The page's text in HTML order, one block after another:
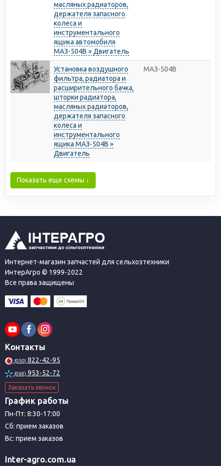
масляных радиаторов,
держателя запасного
колеса и
инструментального
ящика автомобиля
МАЗ-504В » Двигатель
Установка воздушного
фильтра, радиатора и
расширительного бачка,
шторки радиатора,
масляных радиаторов,
держателя запасного
колеса и
инструментального
ящика МАЗ-504В »
Двигатель
МАЗ-504В
Показать еще схемы ↓
Интернет-магазин запчастей для сельхозтехники
ИнтерАгро © 1999-2022
Все права защищены
Контакты
(050) 822-42-95
(068) 953-52-72
Заказать звонок
График работы
Пн-Пт: 8:30-17:00
Сб: прием заказов
Вс: прием заказов
Inter-agro.com.ua